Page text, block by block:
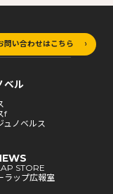
問い合わせはこちら
ベル
f
ュノベルス
STORE
ラップ広報室